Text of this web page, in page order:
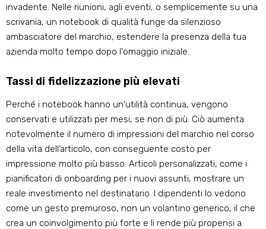
invadente. Nelle riunioni, agli eventi, o semplicemente su una
scrivania, un notebook di qualità funge da silenzioso
ambasciatore del marchio, estendere la presenza della tua
azienda molto tempo dopo l'omaggio iniziale.
Tassi di fidelizzazione più elevati
Perché i notebook hanno un'utilità continua, vengono
conservati e utilizzati per mesi, se non di più. Ciò aumenta
notevolmente il numero di impressioni del marchio nel corso
della vita dell’articolo, con conseguente costo per
impressione molto più basso. Articoli personalizzati, come i
pianificatori di onboarding per i nuovi assunti, mostrare un
reale investimento nel destinatario. I dipendenti lo vedono
come un gesto premuroso, non un volantino generico, il che
crea un coinvolgimento più forte e li rende più propensi a